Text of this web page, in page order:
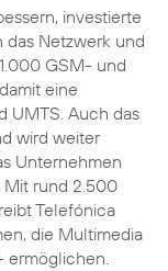
investierte
das Netzwerk und
GSM- und
eine
UMTS. Auch das
wird weiter
Unternehmen
Mit rund 2.500
Telefónica
die Multimedia
ermöglichen.